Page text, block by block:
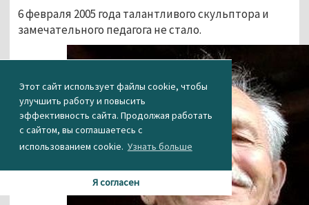
Этот сайт использует файлы cookie, чтобы
улучшить работу и повысить
эффективность сайта. Продолжая работать
с сайтом, вы соглашаетесь с
использованием cookie. Узнать больше
Я согласен
6 февраля 2005 года талантливого скульптора и
замечательного педагога не стало.